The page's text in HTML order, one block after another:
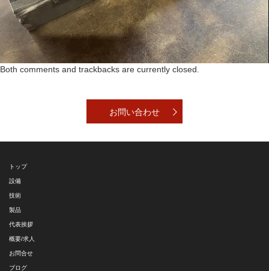
Both comments and trackbacks are currently closed.
お問い合わせ
トップ
設備
技術
製品
代表挨拶
概要/求人
お問合せ
ブログ